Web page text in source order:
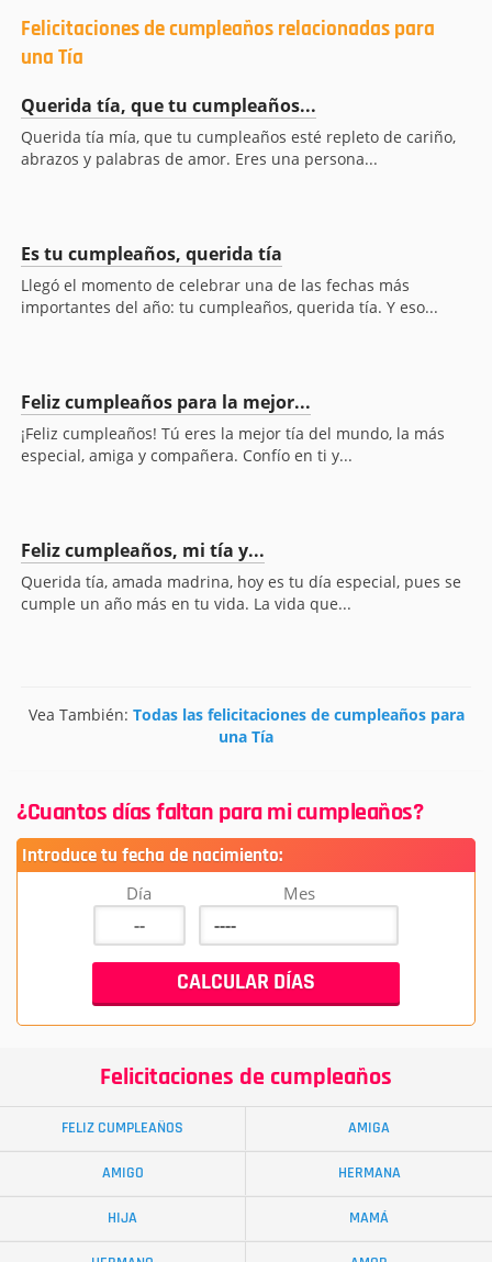
Felicitaciones de cumpleaños relacionadas para
una Tía
Querida tía, que tu cumpleaños...
Querida tía mía, que tu cumpleaños esté repleto de cariño,
abrazos y palabras de amor. Eres una persona...
Es tu cumpleaños, querida tía
Llegó el momento de celebrar una de las fechas más
importantes del año: tu cumpleaños, querida tía. Y eso...
Feliz cumpleaños para la mejor...
¡Feliz cumpleaños! Tú eres la mejor tía del mundo, la más
especial, amiga y compañera. Confío en ti y...
Feliz cumpleaños, mi tía y...
Querida tía, amada madrina, hoy es tu día especial, pues se
cumple un año más en tu vida. La vida que...
Vea También: Todas las felicitaciones de cumpleaños para
una Tía
¿Cuantos días faltan para mi cumpleaños?
Introduce tu fecha de nacimiento:
Día Mes
Felicitaciones de cumpleaños
FELIZ CUMPLEAÑOS AMIGA
AMIGO HERMANA
HIJA MAMÁ